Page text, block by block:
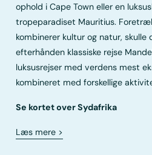
ophold i Cape Town eller en
tropeparadiset Mauritius.
kombinerer kultur og natur,
efterhånden klassiske rejse
luksusrejser med verdens mest
kombineret med forskellige
Se kortet over Sydafrika
Læs mere >